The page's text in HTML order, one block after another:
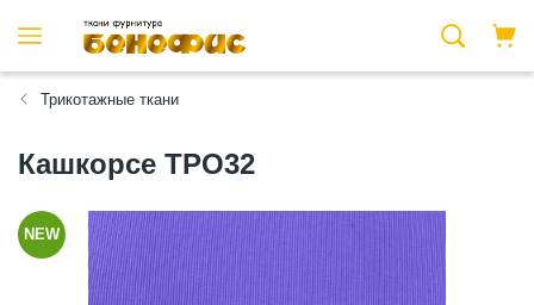
Трикотажные ткани
Кашкорсе ТРО32
NEW